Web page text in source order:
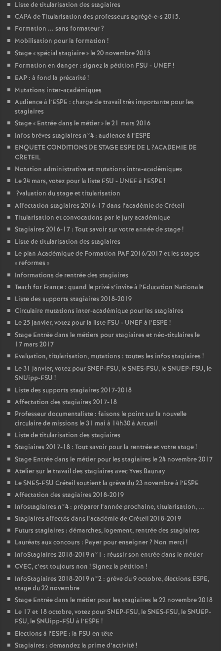
Liste de titularisation des stagiaires
CAPAde Titularisation des professeurs agrégé-e-s 2015.
Formation ... sans formateur?
Mobilisation pour la formation !
Stage «spécial stagiaire» le 20 novembre 2015
Formation en danger : signez la pétition FSU - UNEF!
EAP : à fond la précarité!
Mutations inter-académiques
Audience à l’ESPE : charge de travail très importante pour les
stagiaires
Stage « Entrée dans le métier» le 21 mars 2016
Infos brèves stagiaires n°4 : audience à l’ESPE
ENQUETE CONDITIONS DE STAGE ESPE DE L?ACADEMIE DE
CRETEIL
Notation administrative et mutations intra-académiques
Le 24 mars, votez pour la liste FSU - UNEFà l’ESPE !
?valuation du stage et titularisation
Affectation stagiaires 2016-17 dans l’académie de Créteil
Titularisation et convocations par le jury académique
Stagiaires 2016-17 : Tout savoir sur votre année de stage!
Liste de titularisation des stagiaires
Le plan Académique de Formation PAF2016/2017 et les stages
« reformes »
Informations de rentrée des stagiaires
Teach for France : quand le privé s’invite à l’Education Nationale
Liste des supports stagiaires 2018-2019
Circulaire mutations inter-académique pour les stagiaires
Le 25 janvier, votez pour la liste FSU - UNEFà l’ESPE !
Stage Entrée dans le métiers pour stagiaires et néo-titulaires le
17 mars 2017
Evaluation, titularisation, mutations : toutes les infos stagiaires !
Le 31 janvier, votez pourSNEP-FSU, leSNES-FSU, leSNUEP-FSU, le
SNUipp-FSU !
Liste des supports stagiaires 2017-2018
Affectation des stagiaires 2017-18
Professeur documentaliste : faisons le point sur la nouvelle
circulaire de missions le 31 mai à 14h30 à Arcueil
Liste de titularisation des stagiaires
Stagiaires 2017-18 : Tout savoir pour la rentrée et votre stage!
Stage Entrée dans le métier pour les stagiaires le 24 novembre 2017
Atelier sur le travail des stagiaires avec Yves Baunay
LeSNES-FSU Créteil soutient la grève du 23 novembre à l’ESPE
Affectation des stagiaires 2018-2019
Infostagiaires n°4 : préparer l’année prochaine, titularisation, ...
Stagiaires affectés dans l’académie de Créteil 2018-2019
Futurs stagiaires : démarches, logement, rentrée des stagiaires
Lauréats aux concours : Payer pour enseigner? Non merci !
InfoStagiaires 2018-2019 n°1 : réussir son entrée dans le métier
CVEC, c’est toujours non ! Signez la pétition !
InfoStagiaires 2018-2019 n°2 : grève du 9 octobre, élections ESPE,
stage du 22 novembre
Stage Entrée dans le métier pour les stagiaires le 22 novembre 2018
Le 17 et 18 octobre, votez pourSNEP-FSU, leSNES-FSU, leSNUEP-
FSU, le SNUipp-FSU à l’ESPE !
Elections à l’ESPE : la FSU en tête
Stagiaires : demandez la prime d’activité!